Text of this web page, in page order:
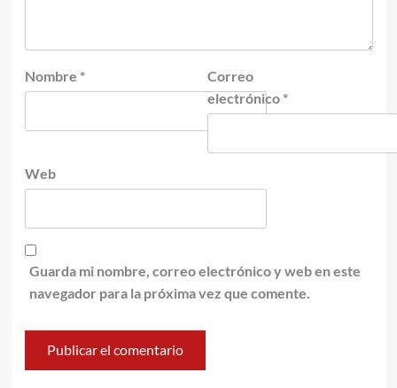
Nombre *
Correo
electrónico *
Web
Guarda mi nombre, correo electrónico y web en este
navegador para la próxima vez que comente.